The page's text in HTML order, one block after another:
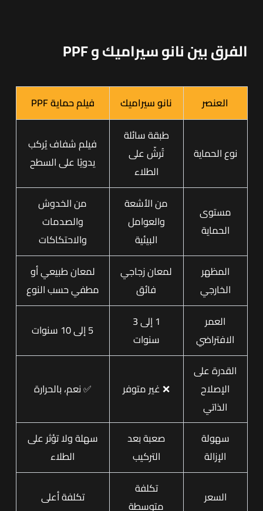
الفرق بين نانو سيراميك و PPF
العنصر نانو سيراميك فيلم حماية PPF
نوع الحماية
طبقة سائلة
تُرشّ على
الطلاء
فيلم شفاف يُركب
يدويًا على السطح
مستوى
الحماية
من الأشعة
والعوامل
البيئية
من الخدوش
والصدمات
والاحتكاكات
المظهر
الخارجي
لمعان زجاجي
فائق
لمعان طبيعي أو
مطفي حسب النوع
العمر
الافتراضي
1 إلى 3
سنوات
5 إلى 10 سنوات
القدرة على
الإصلاح
الذاتي
❌ غير متوفر ✅ نعم، بالحرارة
سهولة
الإزالة
صعبة بعد
التركيب
سهلة ولا تؤثر على
الطلاء
السعر
تكلفة
متوسطة
تكلفة أعلى